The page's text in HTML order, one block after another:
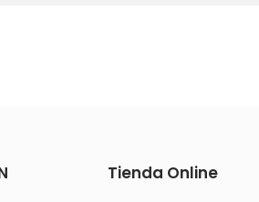
Tienda Online